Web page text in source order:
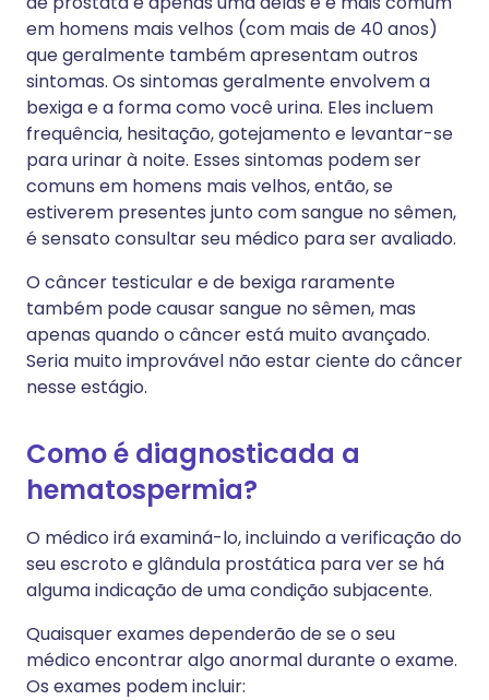
em homens mais velhos (com mais de 40 anos)
que geralmente também apresentam outros
sintomas. Os sintomas geralmente envolvem a
bexiga e a forma como você urina. Eles incluem
frequência, hesitação, gotejamento e levantar-se
para urinar à noite. Esses sintomas podem ser
comuns em homens mais velhos, então, se
estiverem presentes junto com sangue no sêmen,
é sensato consultar seu médico para ser avaliado.
O câncer testicular e de bexiga raramente
também pode causar sangue no sêmen, mas
apenas quando o câncer está muito avançado.
Seria muito improvável não estar ciente do câncer
nesse estágio.
Como é diagnosticada a
hematospermia?
O médico irá examiná-lo, incluindo a verificação do
seu escroto e glândula prostática para ver se há
alguma indicação de uma condição subjacente.
Quaisquer exames dependerão de se o seu
médico encontrar algo anormal durante o exame.
Os exames podem incluir: